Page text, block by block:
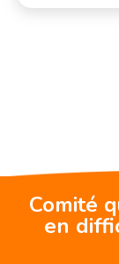
Comité
en